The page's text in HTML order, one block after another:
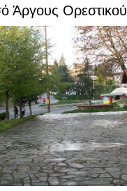
Άργους Ορεστικού